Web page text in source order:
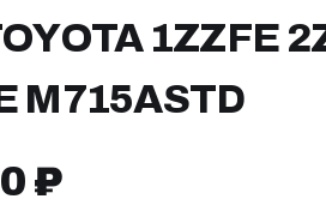
1ZZFE
M715ASTD
₽